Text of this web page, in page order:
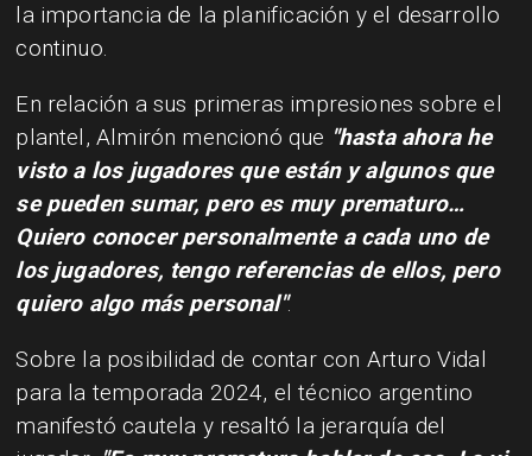
la importancia de la planificación y el desarrollo
continuo.
​En relación a sus primeras impresiones sobre el
plantel, Almirón mencionó que "hasta ahora he
visto a los jugadores que están y algunos que
se pueden sumar, pero es muy prematuro…
Quiero conocer personalmente a cada uno de
los jugadores, tengo referencias de ellos, pero
quiero algo más personal".
Sobre la posibilidad de contar con Arturo Vidal
para la temporada 2024, el técnico argentino
manifestó cautela y resaltó la jerarquía del